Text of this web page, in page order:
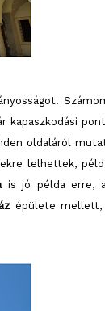
kapaszkodási
oldaláról
lelhettek,
is jó példa erre,
épülete mellett,